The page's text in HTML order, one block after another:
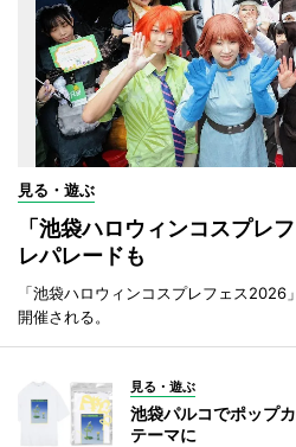
見る・遊ぶ
「池袋ハロウィンコスプ
レパレードも
「池袋ハロウィンコスプレフェス2026
開催される。
見る・遊ぶ
池袋パルコでポップ
テーマに